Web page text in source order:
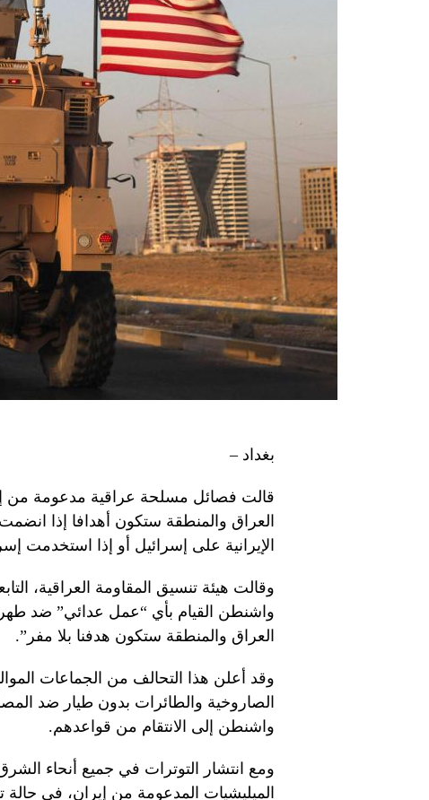
بغداد –
قالت فصائل مسلحة عراقية مدعومة من
العراق والمنطقة ستكون أهدافا إذا
الإيرانية على إسرائيل أو إذا استخدمت
وقالت هيئة تنسيق المقاومة العراقية،
واشنطن القيام بأي “عمل عدائي” ضد
العراق والمنطقة ستكون هدفنا بلا مفر”.
وقد أعلن هذا التحالف من الجماعات
الصاروخية والطائرات بدون طيار ضد
واشنطن إلى الانتقام من قواعدهم.
ومع انتشار التوترات في جميع أنحاء
الميليشيات المدعومة من إيران، في